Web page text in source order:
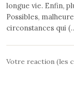
longue vie. Enfin,
Possibles,
circonstances qui
Votre reaction (les